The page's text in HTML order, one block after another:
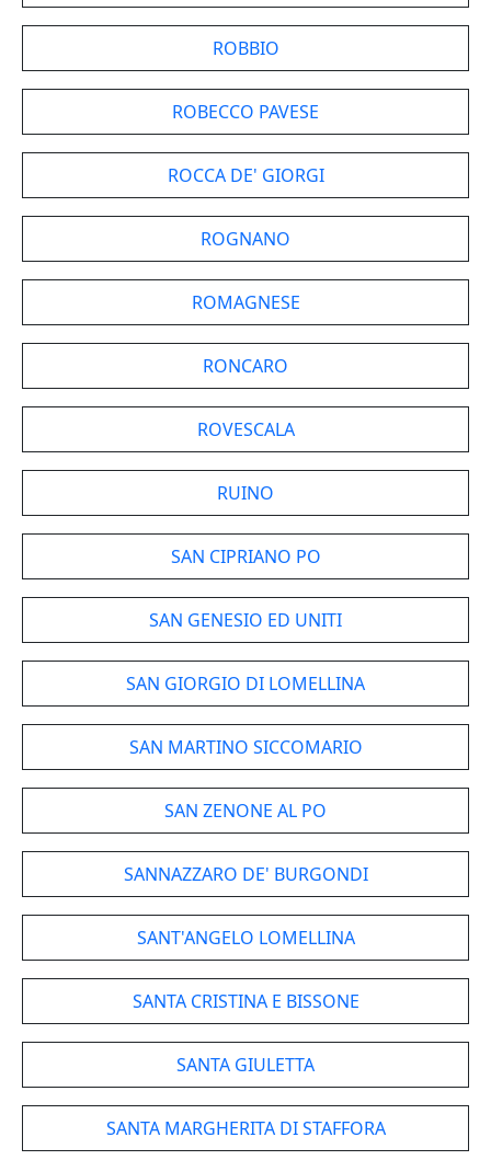
ROBBIO
ROBECCO PAVESE
ROCCA DE' GIORGI
ROGNANO
ROMAGNESE
RONCARO
ROVESCALA
RUINO
SAN CIPRIANO PO
SAN GENESIO ED UNITI
SAN GIORGIO DI LOMELLINA
SAN MARTINO SICCOMARIO
SAN ZENONE AL PO
SANNAZZARO DE' BURGONDI
SANT'ANGELO LOMELLINA
SANTA CRISTINA E BISSONE
SANTA GIULETTA
SANTA MARGHERITA DI STAFFORA